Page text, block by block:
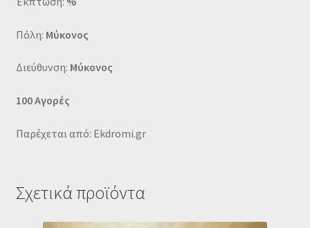
Πόλη: Μύκονος
Διεύθυνση: Μύκονος
100 Αγορές
Παρέχεται από: Ekdromi.gr
Σχετικά προϊόντα